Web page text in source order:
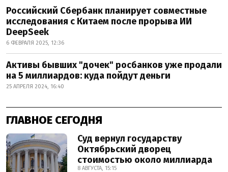
Российский Сбербанк планирует совместные
исследования с Китаем после прорыва ИИ
DeepSeek
6 ФЕВРАЛЯ 2025, 12:36
Активы бывших "дочек" росбанков уже продали
на 5 миллиардов: куда пойдут деньги
25 АПРЕЛЯ 2024, 16:40
ГЛАВНОЕ СЕГОДНЯ
Суд вернул государству
Октябрьский дворец
стоимостью около миллиарда
8 АВГУСТА, 15:15